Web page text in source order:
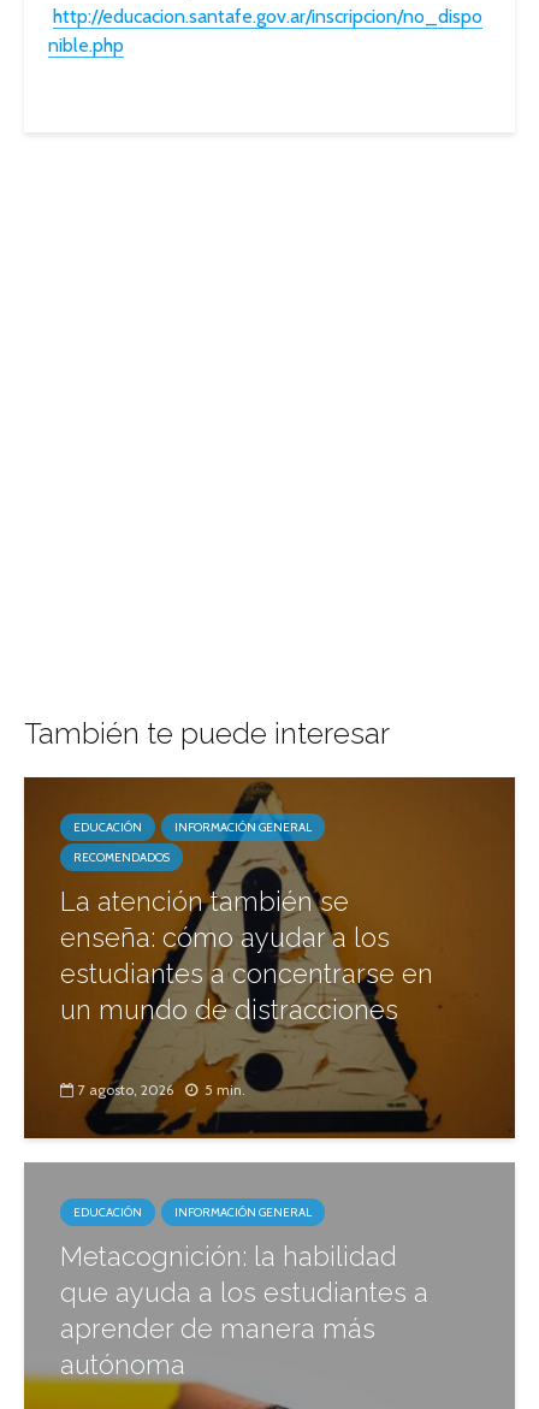
http://educacion.santafe.gov.ar/inscripcion/no_dispo
nible.php
También te puede interesar
EDUCACIÓN
INFORMACIÓN GENERAL
RECOMENDADOS
La atención también se
enseña: cómo ayudar a los
estudiantes a concentrarse en
un mundo de distracciones
7 agosto, 2026 5 min.
EDUCACIÓN INFORMACIÓN GENERAL
Metacognición: la habilidad
que ayuda a los estudiantes a
aprender de manera más
autónoma